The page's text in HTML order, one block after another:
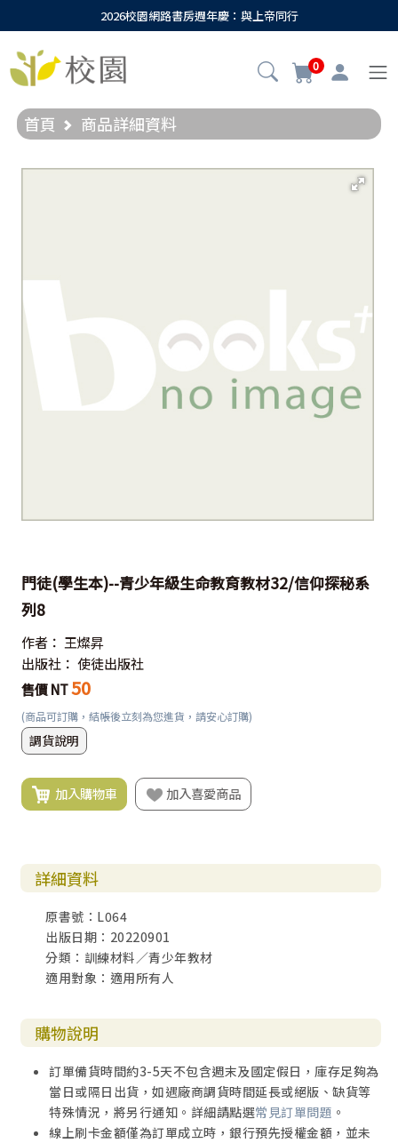
2026校園網路書房週年慶：與上帝同行
0
首頁 商品詳細資料
門徒(學生本)--青少年級生命教育教材32/信仰探秘系
列8
作者： 王燦昇
出版社： 使徒出版社
售價 NT50
(商品可訂購，結帳後立刻為您進貨，請安心訂購)
調貨說明
加入購物車 加入喜愛商品
詳細資料
原書號：L064
出版日期：20220901
分類：訓練材料／青少年教材
適用對象：適用所有人
購物說明
訂單備貨時間約3-5天不包含週末及國定假日，庫存足夠為
當日或隔日出貨，如遇廠商調貨時間延長或絕版、缺貨等
特殊情況，將另行通知。詳細請點選常見訂單問題 。
線上刷卡金額僅為訂單成立時，銀行預先授權金額，並未